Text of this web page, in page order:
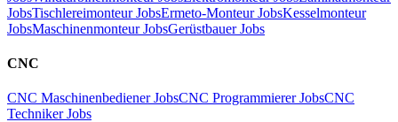
JobsTischlereimonteur JobsErmeto-Monteur JobsKesselmonteur
JobsMaschinenmonteur JobsGerüstbauer Jobs
CNC
CNC Maschinenbediener JobsCNC Programmierer JobsCNC
Techniker Jobs